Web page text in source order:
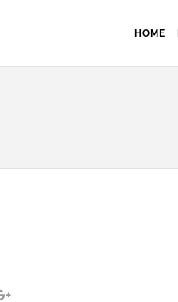
HOME